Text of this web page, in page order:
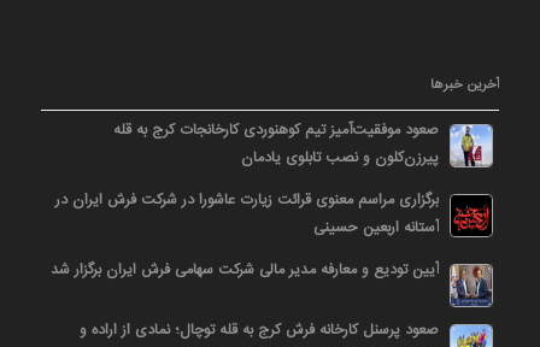
آخرین خبرها
صعود موفقیت‌آمیز تیم کوهنوردی کارخانجات کرج به قله
پیرزن‌کلون و نصب تابلوی یادمان
برگزاری مراسم معنوی قرائت زیارت عاشورا در شرکت فرش ایران در
آستانه اربعین حسینی
آیین تودیع و معارفه مدیر مالی شرکت سهامی فرش ایران برگزار شد
صعود پرسنل کارخانه فرش کرج به قله توچال؛ نمادی از اراده و